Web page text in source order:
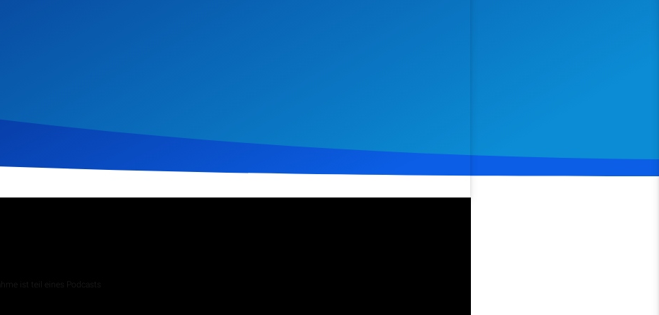
ist teil eines Podcasts